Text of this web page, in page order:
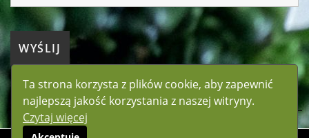
Ta strona korzysta z plików cookie, aby zapewnić
najlepszą jakość korzystania z naszej witryny.
Czytaj więcej